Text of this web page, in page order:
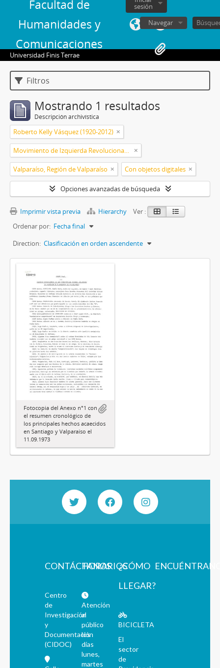
Facultad de
Humanidades y
Comunicaciones
sesión
Navegar
Universidad Finis Terrae
Filtros
Mostrando 1 resultados
Descripción archivística
Roberto Kelly Vásquez (1920-2012)
Movimiento de Izquierda Revolucionario (MIR) (1965-1990)
Valparaíso, Región de Valparaíso Con objetos digitales
Opciones avanzadas de búsqueda
Imprimir vista previa Hierarchy
Ver :
Ordenar por: Fecha final
Direction: Clasificación en orden ascendente
Fotocopia del Anexo n°1 con
el resumen cronológico de
los principales hechos acaecidos
en Santiago y Valparaíso el
11.09.1973
CONTÁCTANOS
Centro
de
Investigación
y
Documentación
(CIDOC)
HORARIOS
Atención
al
público
los
días
lunes,
martes
¿CÓMO
LLEGAR?
BICICLETA
El
sector
de